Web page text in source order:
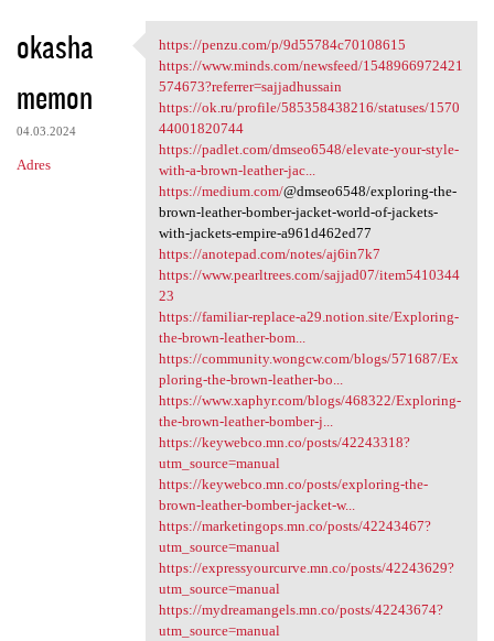
okasha
memon
04.03.2024
Adres
https://penzu.com/p
https://penzu.com/p/9d55784c70108615
https://www.minds.com/newsfeed/1548966972421
574673?referrer=sajjadhussain
https://ok.ru/profile/585358438216/statuses/1570
44001820744
https://padlet.com/dmseo6548/elevate-your-style-
with-a-brown-leather-jac...
https://medium.com/@dmseo6548/exploring-the-
brown-leather-bomber-jacket-world-of-jackets-
with-jackets-empire-a961d462ed77
https://anotepad.com/notes/aj6in7k7
https://www.pearltrees.com/sajjad07/item5410344
23
https://familiar-replace-a29.notion.site/Exploring-
the-brown-leather-bom...
https://community.wongcw.com/blogs/571687/Ex
ploring-the-brown-leather-bo...
https://www.xaphyr.com/blogs/468322/Exploring-
the-brown-leather-bomber-j...
https://keywebco.mn.co/posts/42243318?
utm_source=manual
https://keywebco.mn.co/posts/exploring-the-
brown-leather-bomber-jacket-w...
https://marketingops.mn.co/posts/42243467?
utm_source=manual
https://expressyourcurve.mn.co/posts/42243629?
utm_source=manual
https://mydreamangels.mn.co/posts/42243674?
utm_source=manual